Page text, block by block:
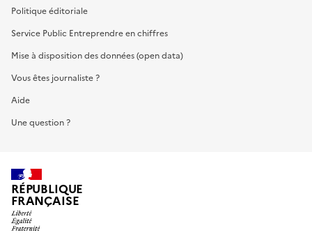
Politique éditoriale
Service Public Entreprendre en chiffres
Mise à disposition des données (open data)
Vous êtes journaliste ?
Aide
Une question ?
RÉPUBLIQUE
FRANÇAISE